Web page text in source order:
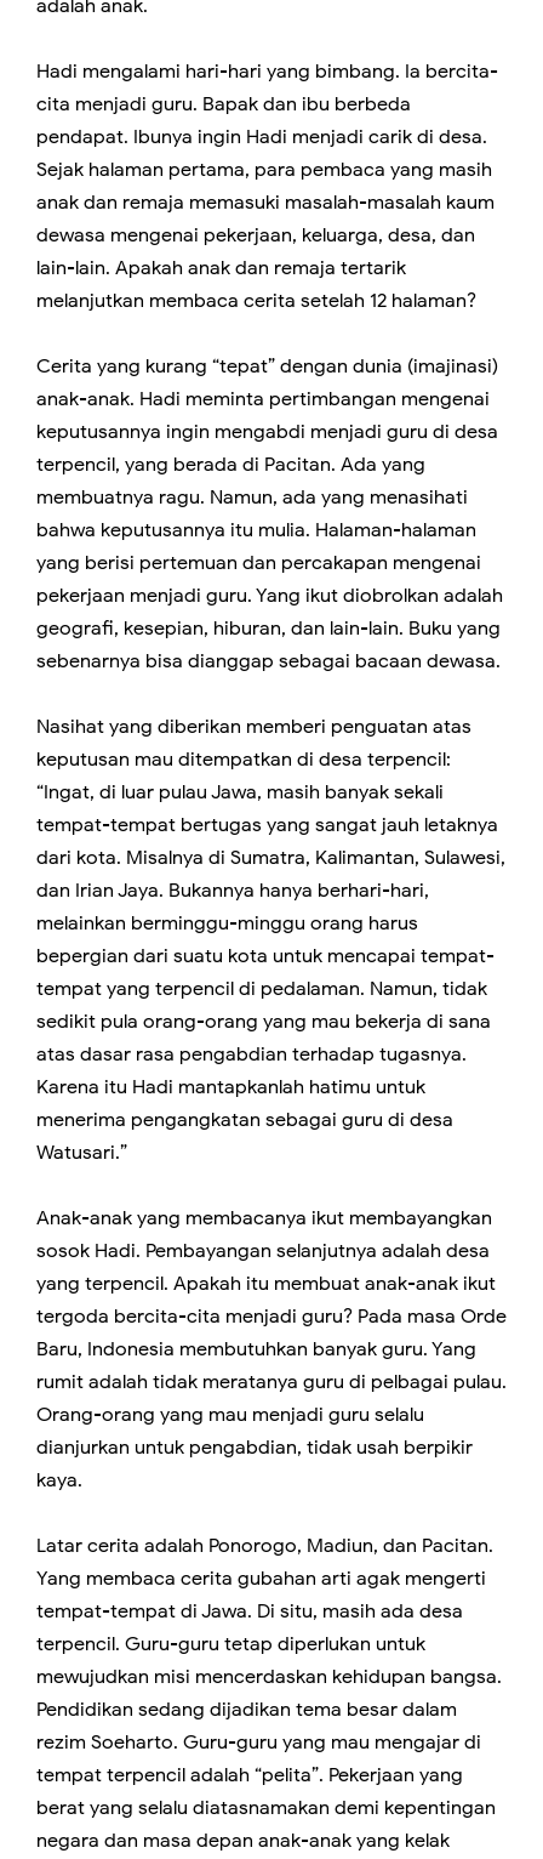
adalah anak.
Hadi mengalami hari-hari yang bimbang. Ia bercita-
cita menjadi guru. Bapak dan ibu berbeda
pendapat. Ibunya ingin Hadi menjadi carik di desa.
Sejak halaman pertama, para pembaca yang masih
anak dan remaja memasuki masalah-masalah kaum
dewasa mengenai pekerjaan, keluarga, desa, dan
lain-lain. Apakah anak dan remaja tertarik
melanjutkan membaca cerita setelah 12 halaman?
Cerita yang kurang “tepat” dengan dunia (imajinasi)
anak-anak. Hadi meminta pertimbangan mengenai
keputusannya ingin mengabdi menjadi guru di desa
terpencil, yang berada di Pacitan. Ada yang
membuatnya ragu. Namun, ada yang menasihati
bahwa keputusannya itu mulia. Halaman-halaman
yang berisi pertemuan dan percakapan mengenai
pekerjaan menjadi guru. Yang ikut diobrolkan adalah
geografi, kesepian, hiburan, dan lain-lain. Buku yang
sebenarnya bisa dianggap sebagai bacaan dewasa.
Nasihat yang diberikan memberi penguatan atas
keputusan mau ditempatkan di desa terpencil:
“Ingat, di luar pulau Jawa, masih banyak sekali
tempat-tempat bertugas yang sangat jauh letaknya
dari kota. Misalnya di Sumatra, Kalimantan, Sulawesi,
dan Irian Jaya. Bukannya hanya berhari-hari,
melainkan berminggu-minggu orang harus
bepergian dari suatu kota untuk mencapai tempat-
tempat yang terpencil di pedalaman. Namun, tidak
sedikit pula orang-orang yang mau bekerja di sana
atas dasar rasa pengabdian terhadap tugasnya.
Karena itu Hadi mantapkanlah hatimu untuk
menerima pengangkatan sebagai guru di desa
Watusari.”
Anak-anak yang membacanya ikut membayangkan
sosok Hadi. Pembayangan selanjutnya adalah desa
yang terpencil. Apakah itu membuat anak-anak ikut
tergoda bercita-cita menjadi guru? Pada masa Orde
Baru, Indonesia membutuhkan banyak guru. Yang
rumit adalah tidak meratanya guru di pelbagai pulau.
Orang-orang yang mau menjadi guru selalu
dianjurkan untuk pengabdian, tidak usah berpikir
kaya.
Latar cerita adalah Ponorogo, Madiun, dan Pacitan.
Yang membaca cerita gubahan arti agak mengerti
tempat-tempat di Jawa. Di situ, masih ada desa
terpencil. Guru-guru tetap diperlukan untuk
mewujudkan misi mencerdaskan kehidupan bangsa.
Pendidikan sedang dijadikan tema besar dalam
rezim Soeharto. Guru-guru yang mau mengajar di
tempat terpencil adalah “pelita”. Pekerjaan yang
berat yang selalu diatasnamakan demi kepentingan
negara dan masa depan anak-anak yang kelak